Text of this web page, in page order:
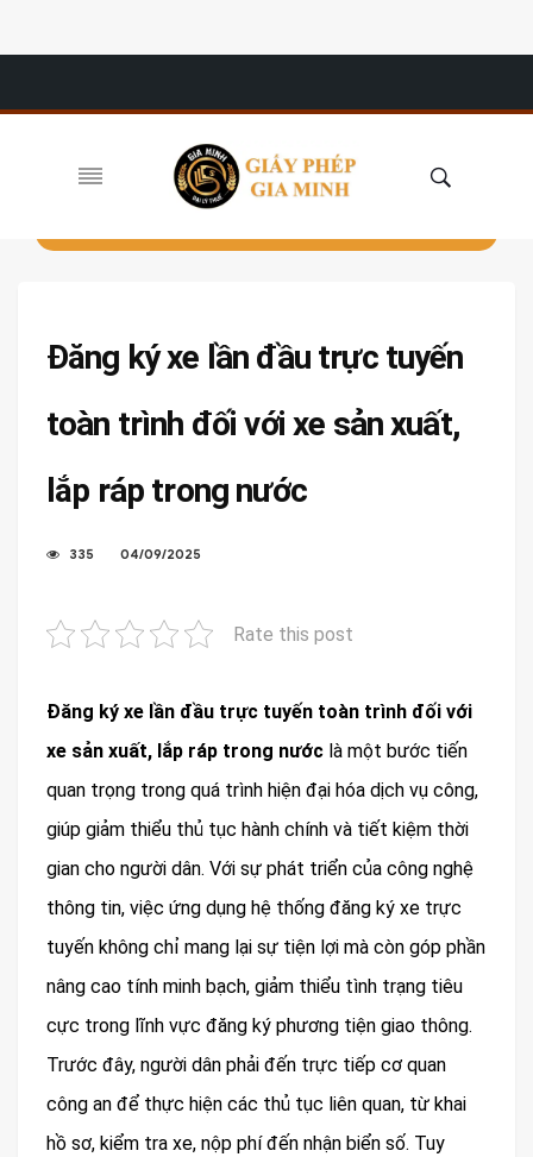
Đăng ký xe lần đầu trực tuyến
toàn trình đối với xe sản xuất,
lắp ráp trong nước
335 04/09/2025
Rate this post
Đăng ký xe lần đầu trực tuyến toàn trình đối với
xe sản xuất, lắp ráp trong nước là một bước tiến
quan trọng trong quá trình hiện đại hóa dịch vụ công,
giúp giảm thiểu thủ tục hành chính và tiết kiệm thời
gian cho người dân. Với sự phát triển của công nghệ
thông tin, việc ứng dụng hệ thống đăng ký xe trực
tuyến không chỉ mang lại sự tiện lợi mà còn góp phần
nâng cao tính minh bạch, giảm thiểu tình trạng tiêu
cực trong lĩnh vực đăng ký phương tiện giao thông.
Trước đây, người dân phải đến trực tiếp cơ quan
công an để thực hiện các thủ tục liên quan, từ khai
hồ sơ, kiểm tra xe, nộp phí đến nhận biển số. Tuy